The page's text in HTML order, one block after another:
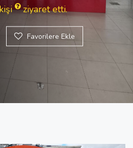
ziyaret etti.
Favorilere Ekle